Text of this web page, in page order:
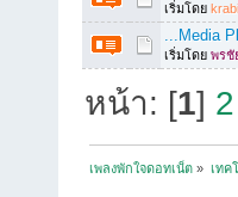
เริ่มโดย
...Media
เริ่มโดย พรชั
หน้า: [1] 2
เพลงพักใจดอทเน็ต » เทค